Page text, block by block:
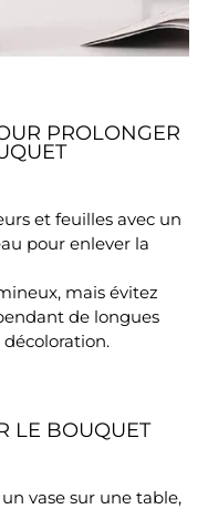
PROLONGER
et feuilles avec un
pour enlever la
mais évitez
de longues
LE BOUQUET
vase sur une table,